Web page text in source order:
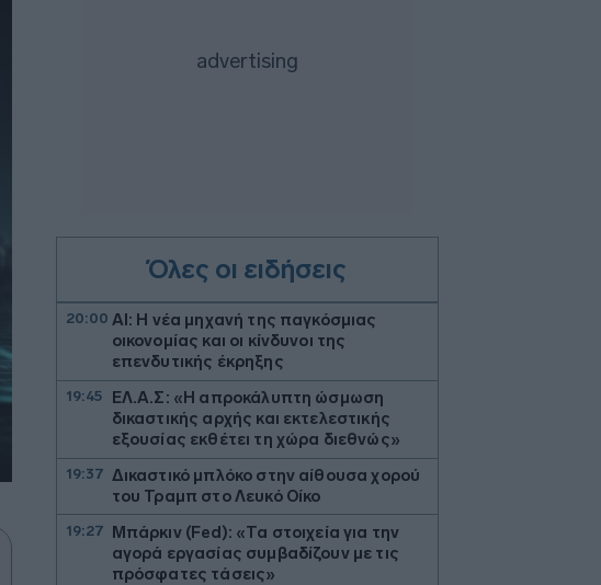
Όλες οι ειδήσεις
20:00 AI: Η νέα μηχανή της παγκόσμιας
οικονομίας και οι κίνδυνοι της
επενδυτικής έκρηξης
19:45
ΕΛ.Α.Σ: «Η απροκάλυπτη ώσμωση
δικαστικής αρχής και εκτελεστικής
εξουσίας εκθέτει τη χώρα διεθνώς»
19:37 Δικαστικό μπλόκο στην αίθουσα χορού
του Τραμπ στο Λευκό Οίκο
19:27 Μπάρκιν (Fed): «Τα στοιχεία για την
αγορά εργασίας συμβαδίζουν με τις
πρόσφατες τάσεις»